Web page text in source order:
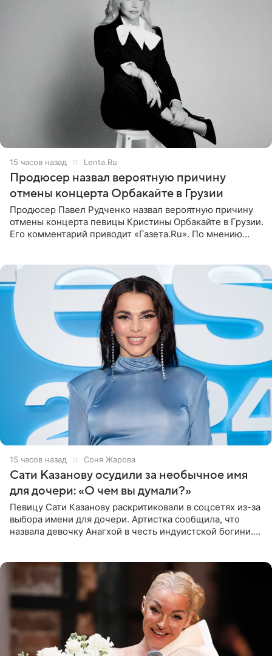
15 часов назад Lenta.Ru
Продюсер назвал вероятную причину
отмены концерта Орбакайте в Грузии
Продюсер Павел Рудченко назвал вероятную причину
отмены концерта певицы Кристины Орбакайте в Грузии.
Его комментарий приводит «Газета.Ru». По мнению
15 часов назад Соня Жарова
Сати Казанову осудили за необычное имя
для дочери: «О чем вы думали?»
Певицу Сати Казанову раскритиковали в соцсетях из-за
выбора имени для дочери. Артистка сообщила, что
назвала девочку Анагхой в честь индуистской богини.